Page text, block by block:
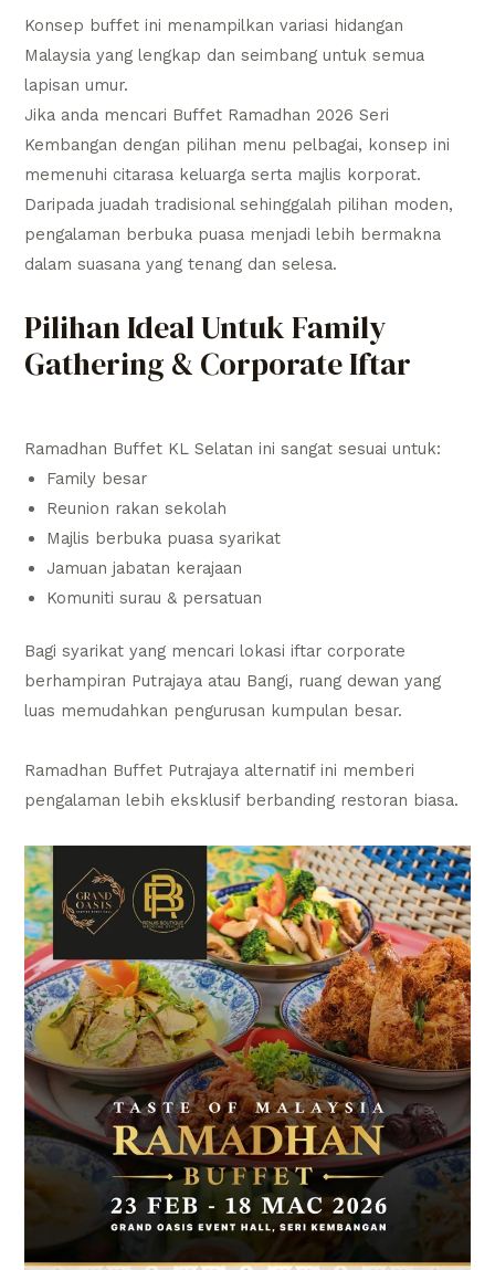
Konsep buffet ini menampilkan variasi hidangan
Malaysia yang lengkap dan seimbang untuk semua
lapisan umur.
Jika anda mencari Buffet Ramadhan 2026 Seri
Kembangan dengan pilihan menu pelbagai, konsep ini
memenuhi citarasa keluarga serta majlis korporat.
Daripada juadah tradisional sehinggalah pilihan moden,
pengalaman berbuka puasa menjadi lebih bermakna
dalam suasana yang tenang dan selesa.
Pilihan Ideal Untuk Family
Gathering & Corporate Iftar
Ramadhan Buffet KL Selatan ini sangat sesuai untuk:
Family besar
Reunion rakan sekolah
Majlis berbuka puasa syarikat
Jamuan jabatan kerajaan
Komuniti surau & persatuan
Bagi syarikat yang mencari lokasi iftar corporate
berhampiran Putrajaya atau Bangi, ruang dewan yang
luas memudahkan pengurusan kumpulan besar.
Ramadhan Buffet Putrajaya alternatif ini memberi
pengalaman lebih eksklusif berbanding restoran biasa.